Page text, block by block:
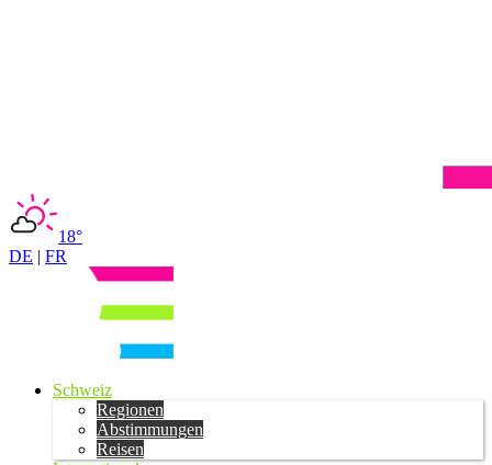
18°
DE | FR
Schweiz
Regionen
Abstimmungen
Reisen